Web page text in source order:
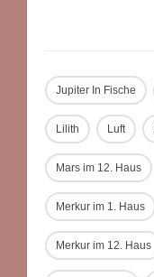
Jupiter In Fische
Lilith Luft
Mars im 12. Haus
Merkur im 1. Haus
Merkur im 12. Haus